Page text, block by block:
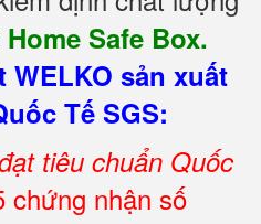
Home Safe Box.
WELKO sản xuất
Tế SGS:
tiêu chuẩn Quốc
chứng nhận số